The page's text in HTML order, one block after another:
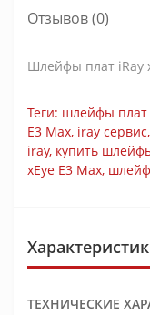
Отзывов (0)
Шлейфы плат iRay
Теги: шлейфы плат
E3 Max, iray сервис,
iray, купить
xEye E3 Max,
ТЕХНИЧЕСКИЕ